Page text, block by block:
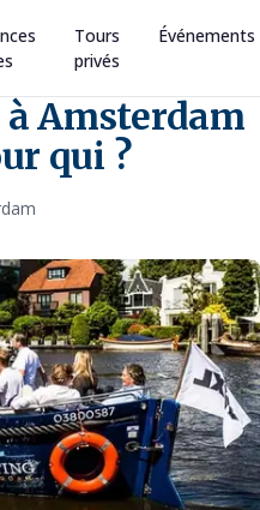
Tours
privés
Événements
Amsterdam
qui ?